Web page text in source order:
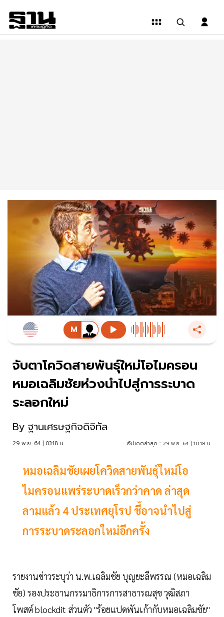
จับตาโควิดสายพันธุ์ใหม่โอไมครอน
หมอเฉลิมชัยห่วงนำไปสู่การระบาด
ระลอกใหม่
By ฐานเศรษฐกิจดิจิทัล
29 พ.ย. 64 | 03:18 น. อัปเดตล่าสุด : 29 พ.ย. 64 | 10:18 น.
หมอเฉลิมชัยเผยโควิดสายพันธุ์ใหม่โอ
ไมครอนแพร่ระบาดเร็วกว่าคาด ล่าสุด
ลามแล้ว 4 ประเทศยุโรป ชี้อาจนำไปสู่
การระบาดระลอกใหม่อีกครั้ง
รายงานข่าวระบุว่า น.พ.เฉลิมชัย บุญยะลีพรรณ (หมอเฉลิม
ชัย) รองประธานกรรมาธิการการสาธารณสุข วุฒิสภา
โพสต์ blockdit ส่วนตัว "ร้อยแปดพันเก้ากับหมอเฉลิมชัย"